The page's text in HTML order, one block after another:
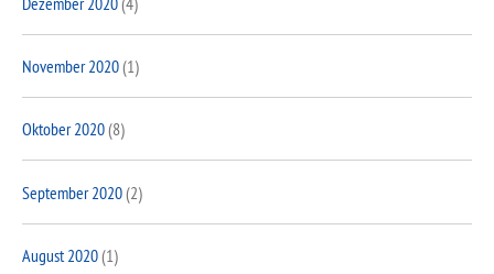
November 2020(1)
Oktober 2020(8)
September 2020(2)
August 2020(1)